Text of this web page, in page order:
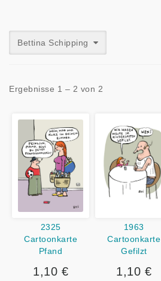
Bettina Schipping
Ergebnisse 1 – 2 von 2
2325
Cartoonkarte
Pfand
1,10 €
1963
Cartoonkarte
Gefilzt
1,10 €